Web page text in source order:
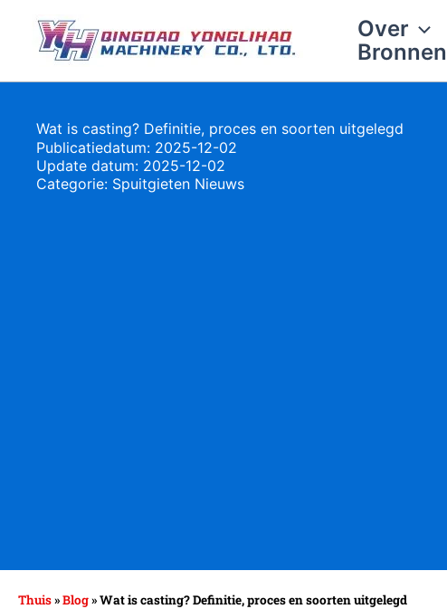
inhoud
Over
Bronnen
Wat is casting? Definitie, proces en soorten uitgelegd
Publicatiedatum: 2025-12-02
Update datum: 2025-12-02
Categorie: Spuitgieten Nieuws
Thuis»Blog»Wat is casting? Definitie, proces en soorten uitgelegd